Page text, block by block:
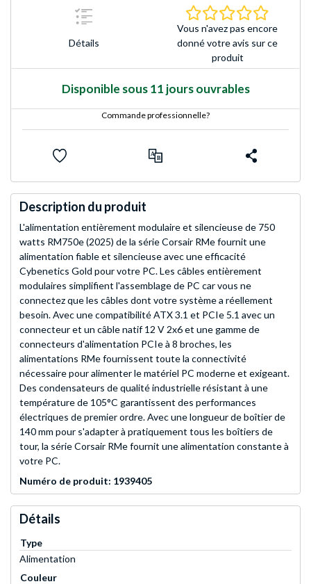
Détails
Vous n'avez pas encore
donné votre avis sur ce
produit
Disponible sous 11 jours ouvrables
Commande professionnelle?
Description du produit
L'alimentation entièrement modulaire et silencieuse de 750
watts RM750e (2025) de la série Corsair RMe fournit une
alimentation fiable et silencieuse avec une efficacité
Cybenetics Gold pour votre PC. Les câbles entièrement
modulaires simplifient l'assemblage de PC car vous ne
connectez que les câbles dont votre système a réellement
besoin. Avec une compatibilité ATX 3.1 et PCIe 5.1 avec un
connecteur et un câble natif 12 V 2x6 et une gamme de
connecteurs d'alimentation PCIe à 8 broches, les
alimentations RMe fournissent toute la connectivité
nécessaire pour alimenter le matériel PC moderne et exigeant.
Des condensateurs de qualité industrielle résistant à une
température de 105°C garantissent des performances
électriques de premier ordre. Avec une longueur de boîtier de
140 mm pour s'adapter à pratiquement tous les boîtiers de
tour, la série Corsair RMe fournit une alimentation constante à
votre PC.
Numéro de produit: 1939405
Détails
Type
Alimentation
Couleur